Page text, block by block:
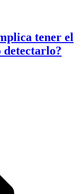
tener el